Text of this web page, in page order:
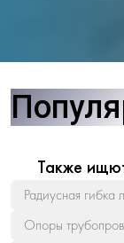
Также
Радиусная гибка
Опоры